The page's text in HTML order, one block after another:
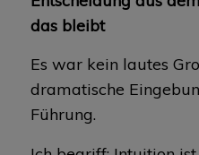
das bleibt
Es war kein lautes
dramatische
Führung.